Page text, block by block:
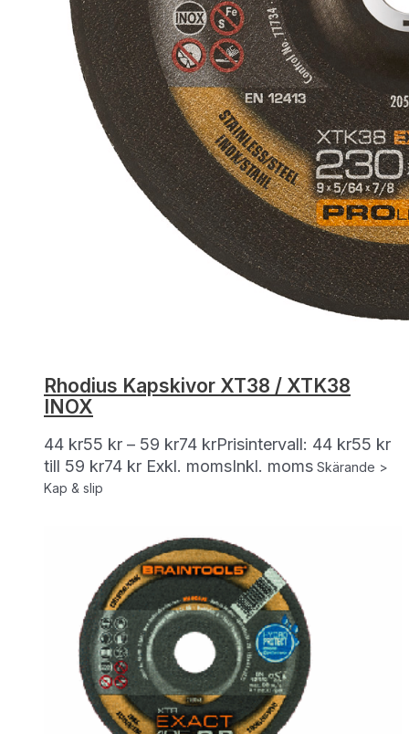
Rhodius Kapskivor XT38 / XTK38
INOX
44 kr55 kr – 59 kr74 krPrisintervall: 44 kr55 kr
till 59 kr74 kr Exkl. momsInkl. moms Skärande >
Kap & slip